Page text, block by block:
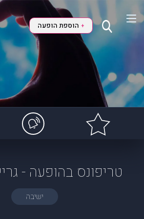
+ הוספת הופעה
טריפונס בהופעה -
ישיבה